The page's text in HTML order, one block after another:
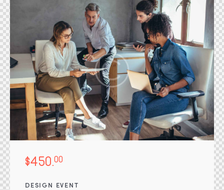
$450.00
DESIGN EVENT